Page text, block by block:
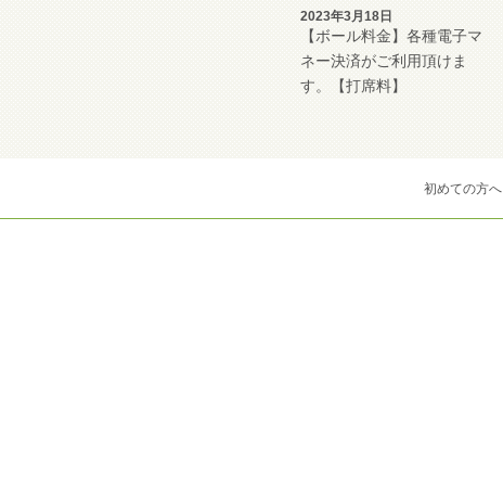
2023年3月18日
【ボール料金】各種電子マ
ネー決済がご利用頂けま
す。【打席料】
初めての方へ